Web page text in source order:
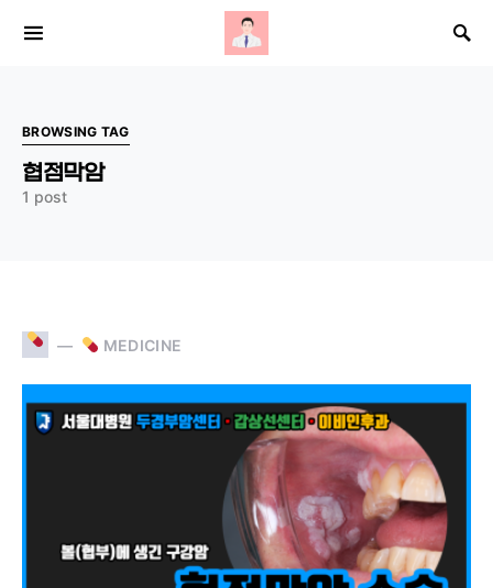
Search for:
BROWSING TAG
협점막암
1 post
MEDICINE